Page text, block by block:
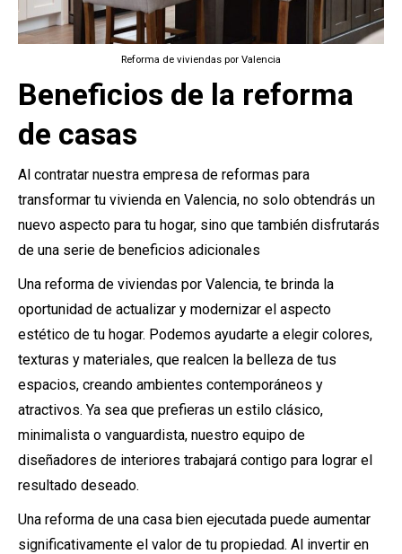
Reforma de viviendas por Valencia
Beneficios de la reforma
de casas
Al contratar nuestra empresa de reformas para
transformar tu vivienda en Valencia, no solo obtendrás un
nuevo aspecto para tu hogar, sino que también disfrutarás
de una serie de beneficios adicionales
Una reforma de viviendas por Valencia, te brinda la
oportunidad de actualizar y modernizar el aspecto
estético de tu hogar. Podemos ayudarte a elegir colores,
texturas y materiales, que realcen la belleza de tus
espacios, creando ambientes contemporáneos y
atractivos. Ya sea que prefieras un estilo clásico,
minimalista o vanguardista, nuestro equipo de
diseñadores de interiores trabajará contigo para lograr el
resultado deseado.
Una reforma de una casa bien ejecutada puede aumentar
significativamente el valor de tu propiedad. Al invertir en